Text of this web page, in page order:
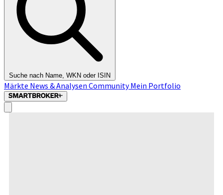
Suche nach Name, WKN oder ISIN
Märkte News & Analysen CommunityMein Portfolio